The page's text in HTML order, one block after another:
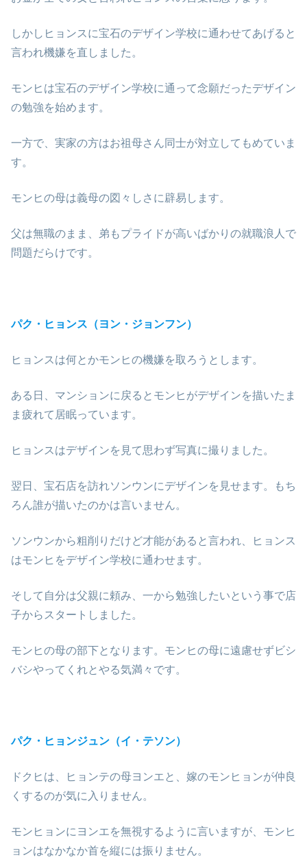
しかしヒョンスに宝石のデザイン学校に通わせてあげると
言われ機嫌を直しました。
モンヒは宝石のデザイン学校に通って念願だったデザイン
の勉強を始めます。
一方で、実家の方はお祖母さん同士が対立してもめていま
す。
モンヒの母は義母の図々しさに辟易します。
父は無職のまま、弟もプライドが高いばかりの就職浪人で
問題だらけです。
パク・ヒョンス（ヨン・ジョンフン）
ヒョンスは何とかモンヒの機嫌を取ろうとします。
ある日、マンションに戻るとモンヒがデザインを描いたま
ま疲れて居眠っています。
ヒョンスはデザインを見て思わず写真に撮りました。
翌日、宝石店を訪れソンウンにデザインを見せます。もち
ろん誰が描いたのかは言いません。
ソンウンから粗削りだけど才能があると言われ、ヒョンス
はモンヒをデザイン学校に通わせます。
そして自分は父親に頼み、一から勉強したいという事で店
子からスタートしました。
モンヒの母の部下となります。モンヒの母に遠慮せずビシ
バシやってくれとやる気満々です。
パク・ヒョンジュン（イ・テソン）
ドクヒは、ヒョンテの母ヨンエと、嫁のモンヒョンが仲良
くするのが気に入りません。
モンヒョンにヨンエを無視するように言いますが、モンヒ
ョンはなかなか首を縦には振りません。